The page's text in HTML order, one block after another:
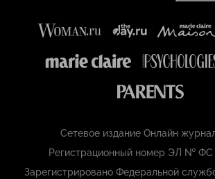
Сетевое издание Онлайн
Регистрационный номер ЭЛ № ФС
Зарегистрировано Федеральной